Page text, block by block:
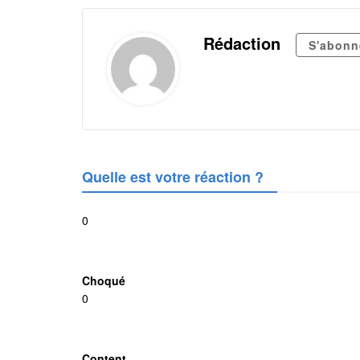
Rédaction
Quelle est votre réaction ?
0
Choqué
0